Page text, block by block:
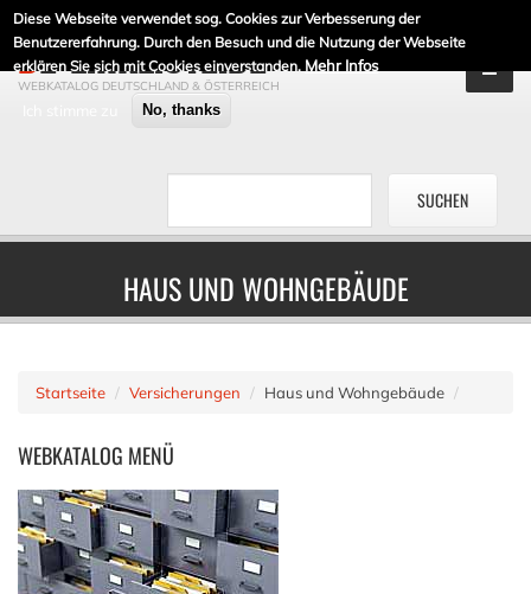
Diese Webseite verwendet sog. Cookies zur Verbesserung der
Benutzererfahrung. Durch den Besuch und die Nutzung der Webseite
erklären Sie sich mit Cookies einverstanden. Mehr Infos
No, thanks
DE-LINKLISTE.DE
WEBKATALOG DEUTSCHLAND & ÖSTERREICH
HAUS UND WOHNGEBÄUDE
Startseite Versicherungen Haus und Wohngebäude
WEBKATALOG MENÜ